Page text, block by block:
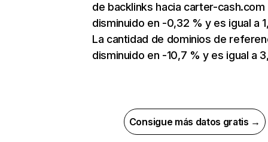
de backlinks hacia carter-cash.com
disminuido en -0,32 % y es igual a
La cantidad de dominios de
disminuido en -10,7 % y es igual a
Consigue más datos gratis →